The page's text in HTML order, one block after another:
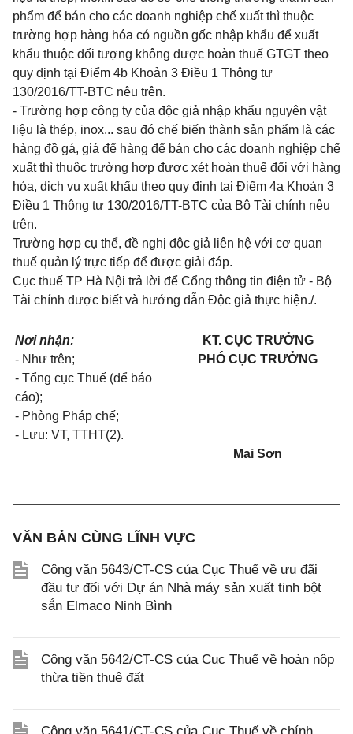
phẩm để bán cho các doanh nghiệp chế xuất thì thuộc
trường hợp hàng hóa có nguồn gốc nhập khẩu để xuất
khẩu thuộc đối tượng không được hoàn thuế GTGT theo
quy định tại Điểm 4b Khoản 3 Điều 1 Thông tư
130/2016/TT-BTC nêu trên.
- Trường hợp công ty của độc giả nhập khẩu nguyên vật
liệu là thép, inox... sau đó chế biến thành sản phẩm là các
hàng đồ gá, giá để hàng để bán cho các doanh nghiệp chế
xuất thì thuộc trường hợp được xét hoàn thuế đối với hàng
hóa, dịch vụ xuất khẩu theo quy định tại Điểm 4a Khoản 3
Điều 1 Thông tư 130/2016/TT-BTC của Bộ Tài chính nêu
trên.
Trường hợp cụ thể, đề nghị độc giả liên hệ với cơ quan
thuế quản lý trực tiếp để được giải đáp.
Cục thuế TP Hà Nội trả lời để Cổng thông tin điện tử - Bộ
Tài chính được biết và hướng dẫn Độc giả thực hiện./.
Nơi nhận:
- Như trên;
- Tổng cục Thuế (để báo
cáo);
- Phòng Pháp chế;
- Lưu: VT, TTHT(2).
KT. CỤC TRƯỞNG
PHÓ CỤC TRƯỞNG
Mai Sơn
VĂN BẢN CÙNG LĨNH VỰC
Công văn 5643/CT-CS của Cục Thuế về ưu đãi
đầu tư đối với Dự án Nhà máy sản xuất tinh bột
sắn Elmaco Ninh Bình
Công văn 5642/CT-CS của Cục Thuế về hoàn nộp
thừa tiền thuê đất